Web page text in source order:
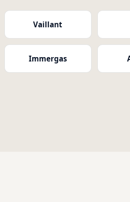
Vaillant
Immergas